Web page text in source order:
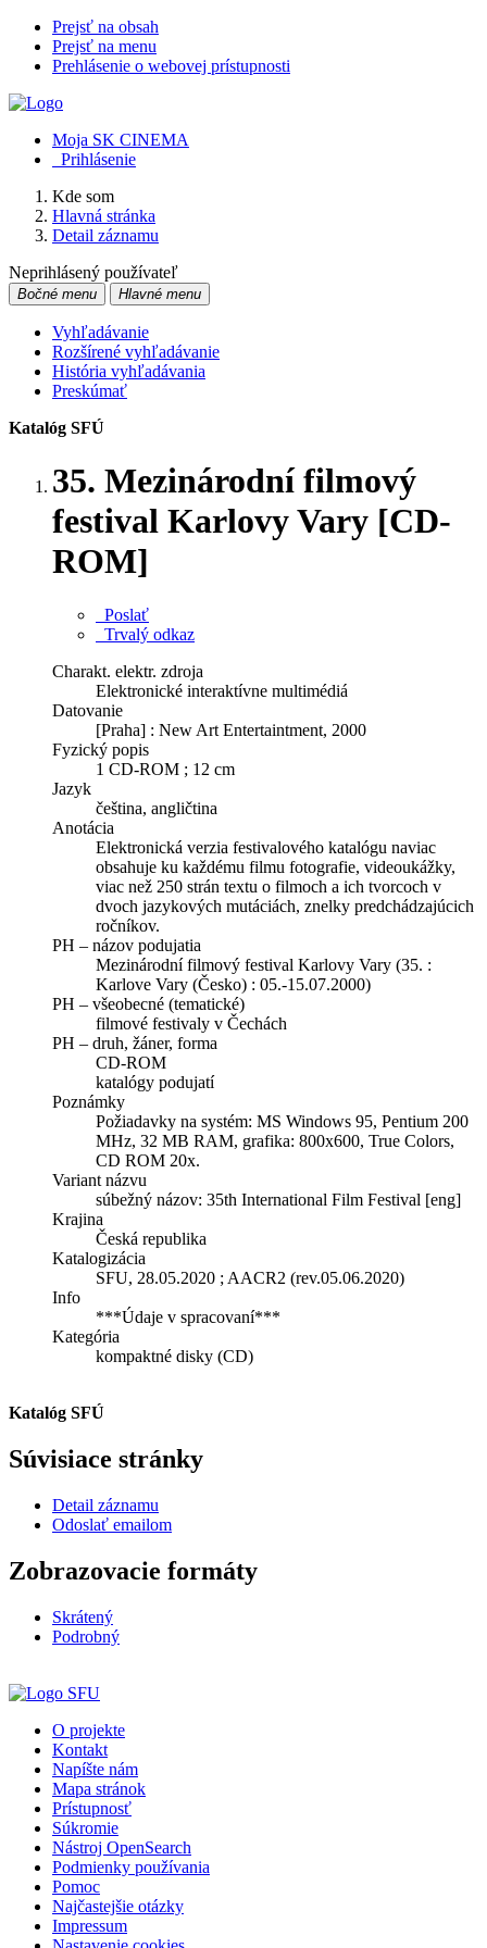
Prejsť na obsah
Prejsť na menu
Prehlásenie o webovej prístupnosti
Moja SK CINEMA
Prihlásenie
Kde som
Hlavná stránka
Detail záznamu
Neprihlásený používateľ
Bočné menu Hlavné menu
Vyhľadávanie
Rozšírené vyhľadávanie
História vyhľadávania
Preskúmať
Katalóg SFÚ
35. Mezinárodní filmový
festival Karlovy Vary [CD-
ROM]
Poslať
Trvalý odkaz
Charakt. elektr. zdroja
Elektronické interaktívne multimédiá
Datovanie
[Praha] : New Art Entertaintment, 2000
Fyzický popis
1 CD-ROM ; 12 cm
Jazyk
čeština, angličtina
Anotácia
Elektronická verzia festivalového katalógu naviac
obsahuje ku každému filmu fotografie, videoukážky,
viac než 250 strán textu o filmoch a ich tvorcoch v
dvoch jazykových mutáciách, znelky predchádzajúcich
ročníkov.
PH – názov podujatia
Mezinárodní filmový festival Karlovy Vary (35. :
Karlove Vary (Česko) : 05.-15.07.2000)
PH – všeobecné (tematické)
filmové festivaly v Čechách
PH – druh, žáner, forma
CD-ROM
katalógy podujatí
Poznámky
Požiadavky na systém: MS Windows 95, Pentium 200
MHz, 32 MB RAM, grafika: 800x600, True Colors,
CD ROM 20x.
Variant názvu
súbežný názov: 35th International Film Festival [eng]
Krajina
Česká republika
Katalogizácia
SFU, 28.05.2020 ; AACR2 (rev.05.06.2020)
Info
***Údaje v spracovaní***
Kategória
kompaktné disky (CD)
Katalóg SFÚ
Súvisiace stránky
Detail záznamu
Odoslať emailom
Zobrazovacie formáty
Skrátený
Podrobný
O projekte
Kontakt
Napíšte nám
Mapa stránok
Prístupnosť
Súkromie
Nástroj OpenSearch
Podmienky používania
Pomoc
Najčastejšie otázky
Impressum